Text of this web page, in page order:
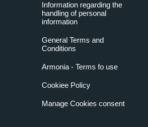
Information regarding the
handling of personal
information
General Terms and
Conditions
Armonia - Terms fo use
Cookiee Policy
Manage Cookies consent